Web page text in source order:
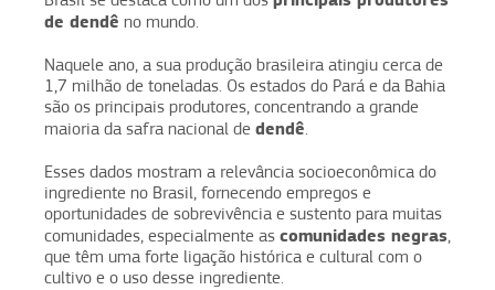
de dendê no mundo.
Naquele ano, a sua produção brasileira atingiu cerca de
1,7 milhão de toneladas. Os estados do Pará e da Bahia
são os principais produtores, concentrando a grande
maioria da safra nacional de dendê.
Esses dados mostram a relevância socioeconômica do
ingrediente no Brasil, fornecendo empregos e
oportunidades de sobrevivência e sustento para muitas
comunidades, especialmente as comunidades negras,
que têm uma forte ligação histórica e cultural com o
cultivo e o uso desse ingrediente.